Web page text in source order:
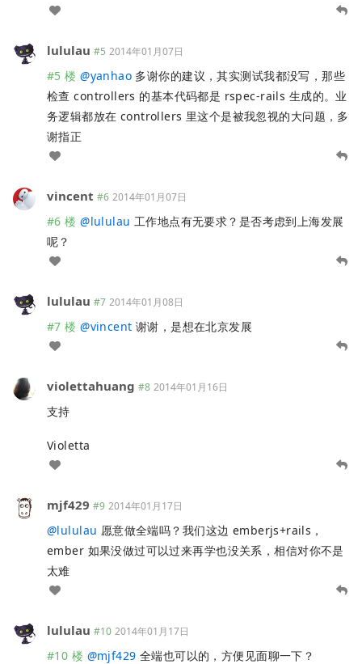
lululau #5 2014年01月07日
#5 楼 @yanhao 多谢你的建议，其实测试我都没写，那些
检查 controllers 的基本代码都是 rspec-rails 生成的。业
务逻辑都放在 controllers 里这个是被我忽视的大问题，多
谢指正
vincent #6 2014年01月07日
#6 楼 @lululau 工作地点有无要求？是否考虑到上海发展
呢？
lululau #7 2014年01月08日
#7 楼 @vincent 谢谢，是想在北京发展
violettahuang #8 2014年01月16日
支持
Violetta
mjf429 #9 2014年01月17日
@lululau 愿意做全端吗？我们这边 emberjs+rails，
ember 如果没做过可以过来再学也没关系，相信对你不是
太难
lululau #10 2014年01月17日
#10 楼 @mjf429 全端也可以的，方便见面聊一下？